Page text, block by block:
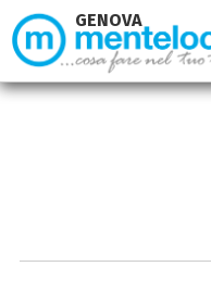
GENOVA